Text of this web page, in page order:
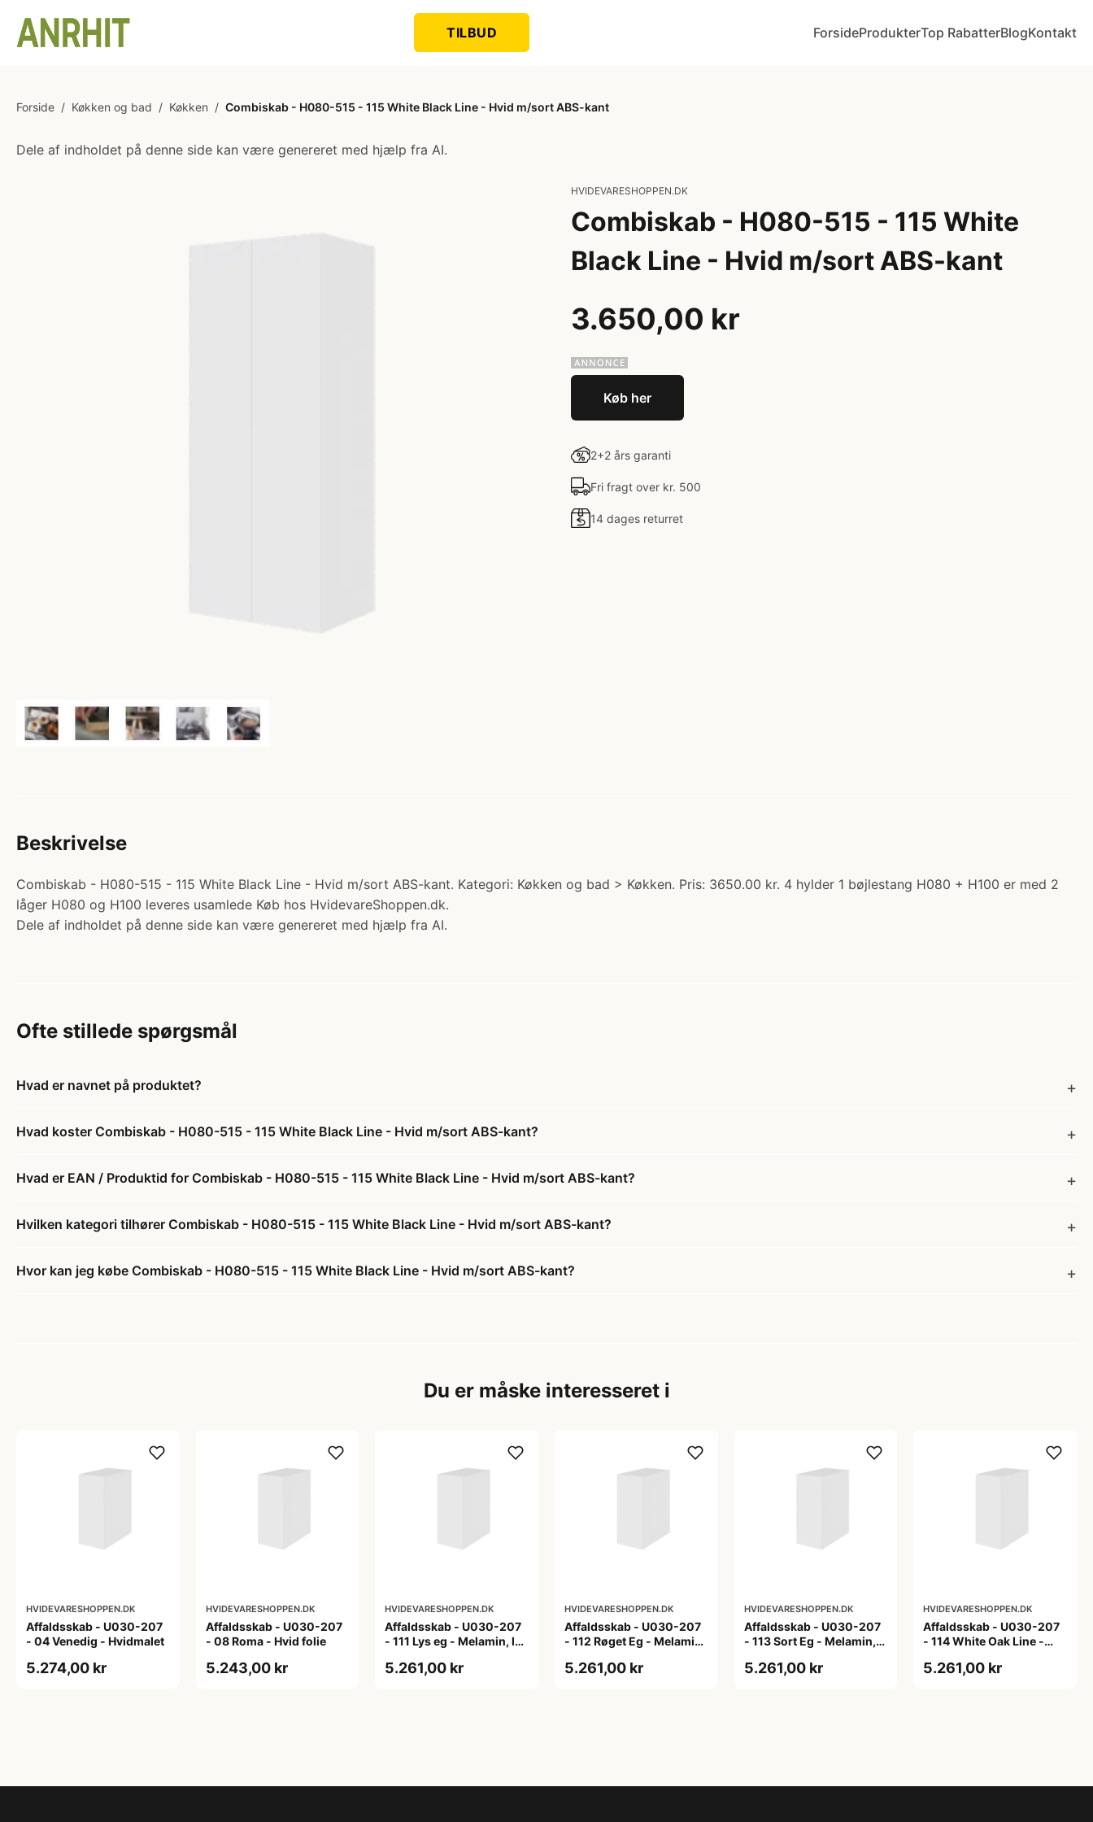
TILBUD ForsideProdukterTop RabatterBlogKontakt
Forside / Køkken og bad / Køkken / Combiskab - H080-515 - 115 White Black Line - Hvid m/sort ABS-kant
Dele af indholdet på denne side kan være genereret med hjælp fra AI.
HVIDEVARESHOPPEN.DK
Combiskab - H080-515 - 115 White
Black Line - Hvid m/sort ABS-kant
3.650,00 kr
Køb her
2+2 års garanti
Fri fragt over kr. 500
14 dages returret
Beskrivelse
Combiskab - H080-515 - 115 White Black Line - Hvid m/sort ABS-kant. Kategori: Køkken og bad > Køkken. Pris: 3650.00 kr. 4 hylder 1 bøjlestang H080 + H100 er med 2
låger H080 og H100 leveres usamlede Køb hos HvidevareShoppen.dk.
Dele af indholdet på denne side kan være genereret med hjælp fra AI.
Ofte stillede spørgsmål
Hvad er navnet på produktet?
Hvad koster Combiskab - H080-515 - 115 White Black Line - Hvid m/sort ABS-kant?
Hvad er EAN / Produktid for Combiskab - H080-515 - 115 White Black Line - Hvid m/sort ABS-kant?
Hvilken kategori tilhører Combiskab - H080-515 - 115 White Black Line - Hvid m/sort ABS-kant?
Hvor kan jeg købe Combiskab - H080-515 - 115 White Black Line - Hvid m/sort ABS-kant?
Du er måske interesseret i
HVIDEVARESHOPPEN.DK
Affaldsskab - U030-207
- 04 Venedig - Hvidmalet
5.274,00 kr
HVIDEVARESHOPPEN.DK
Affaldsskab - U030-207
- 08 Roma - Hvid folie
5.243,00 kr
HVIDEVARESHOPPEN.DK
Affaldsskab - U030-207
- 111 Lys eg - Melamin, lys
5.261,00 kr
HVIDEVARESHOPPEN.DK
Affaldsskab - U030-207
- 112 Røget Eg - Melamin,
5.261,00 kr
HVIDEVARESHOPPEN.DK
Affaldsskab - U030-207
- 113 Sort Eg - Melamin,
5.261,00 kr
HVIDEVARESHOPPEN.DK
Affaldsskab - U030-207
- 114 White Oak Line -
5.261,00 kr